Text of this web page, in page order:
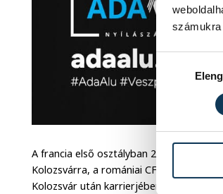
A francia első osztályban 22
Kolozsvárra, a romániai CFR Clujhoz
Kolozsvár után karrierjében az Omonia